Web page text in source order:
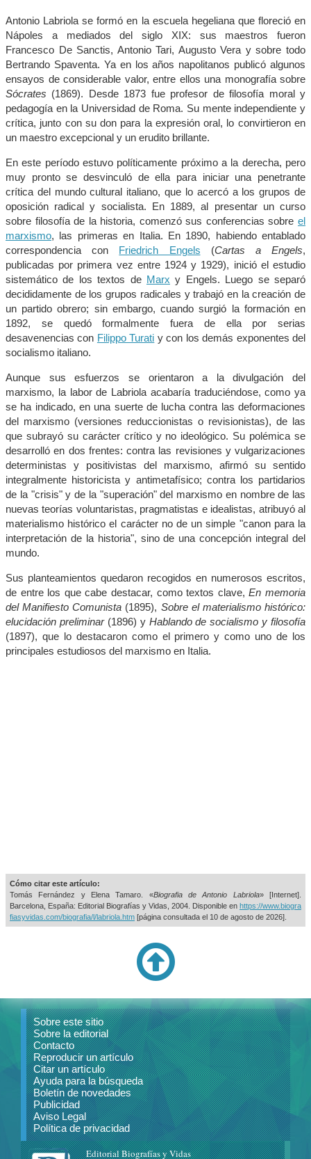
Antonio Labriola se formó en la escuela hegeliana que floreció en
Nápoles a mediados del siglo XIX: sus maestros fueron
Francesco De Sanctis, Antonio Tari, Augusto Vera y sobre todo
Bertrando Spaventa. Ya en los años napolitanos publicó algunos
ensayos de considerable valor, entre ellos una monografía sobre
Sócrates (1869). Desde 1873 fue profesor de filosofía moral y
pedagogía en la Universidad de Roma. Su mente independiente y
crítica, junto con su don para la expresión oral, lo convirtieron en
un maestro excepcional y un erudito brillante.
En este período estuvo políticamente próximo a la derecha, pero
muy pronto se desvinculó de ella para iniciar una penetrante
crítica del mundo cultural italiano, que lo acercó a los grupos de
oposición radical y socialista. En 1889, al presentar un curso
sobre filosofía de la historia, comenzó sus conferencias sobre el
marxismo, las primeras en Italia. En 1890, habiendo entablado
correspondencia con Friedrich Engels (Cartas a Engels,
publicadas por primera vez entre 1924 y 1929), inició el estudio
sistemático de los textos de Marx y Engels. Luego se separó
decididamente de los grupos radicales y trabajó en la creación de
un partido obrero; sin embargo, cuando surgió la formación en
1892, se quedó formalmente fuera de ella por serias
desavenencias con Filippo Turati y con los demás exponentes del
socialismo italiano.
Aunque sus esfuerzos se orientaron a la divulgación del
marxismo, la labor de Labriola acabaría traduciéndose, como ya
se ha indicado, en una suerte de lucha contra las deformaciones
del marxismo (versiones reduccionistas o revisionistas), de las
que subrayó su carácter crítico y no ideológico. Su polémica se
desarrolló en dos frentes: contra las revisiones y vulgarizaciones
deterministas y positivistas del marxismo, afirmó su sentido
integralmente historicista y antimetafísico; contra los partidarios
de la "crisis" y de la "superación" del marxismo en nombre de las
nuevas teorías voluntaristas, pragmatistas e idealistas, atribuyó al
materialismo histórico el carácter no de un simple "canon para la
interpretación de la historia", sino de una concepción integral del
mundo.
Sus planteamientos quedaron recogidos en numerosos escritos,
de entre los que cabe destacar, como textos clave,En memoria
del Manifiesto Comunista (1895), Sobre el materialismo histórico:
elucidación preliminar(1896) y Hablando de socialismo y filosofía
(1897), que lo destacaron como el primero y como uno de los
principales estudiosos del marxismo en Italia.
Cómo citar este artículo:
Tomás Fernández y Elena Tamaro. «Biografia de Antonio Labriola» [Internet].
Barcelona, España: Editorial Biografías y Vidas, 2004. Disponible en https://www.biogra
fiasyvidas.com/biografia/l/labriola.htm [página consultada el 10 de agosto de 2026].
Sobre este sitio
Sobre la editorial
Contacto
Reproducir un artículo
Citar un artículo
Ayuda para la búsqueda
Boletín de novedades
Publicidad
Aviso Legal
Política de privacidad
Editorial Biografías y Vidas